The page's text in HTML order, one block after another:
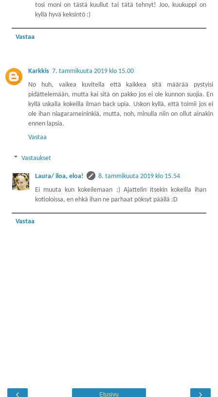
tosi moni on tästä kuullut tai tätä tehnyt! Joo, kuukuppi on
kyllä hyvä keksintö :)
Vastaa
Karkkis 7. tammikuuta 2019 klo 15.00
No huh, vaikea kuvitella että kaikkea sitä määrää pystyisi
pidättelemään, mutta kai sitä on pakko jos ei ole kunnon suojia. En
kyllä uskalla kokeilla ilman back upia. Uskon kyllä, että toimii jos ei
ole ihan niagarameininkiä, mutta, noh, minulla niin on ollut ainakin
ennen lapsia.
Vastaa
Vastaukset
Laura/ iloa, eloa!
8. tammikuuta 2019 klo 15.54
Ei muuta kun kokeilemaan ;) Ajattelin itsekin kokeilla ihan
kotioloissa, en ehkä ihan ne parhaat pöksyt päällä :D
Vastaa
‹ ›
Etusivu